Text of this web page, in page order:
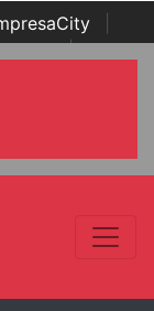
| Italian